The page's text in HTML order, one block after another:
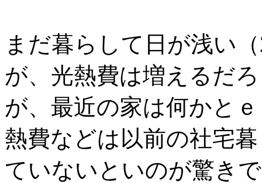
まだ暮らして日が浅い
が、光熱費は増えるだ
が、最近の家は何かと
熱費などは以前の社宅
ていないといのが驚き